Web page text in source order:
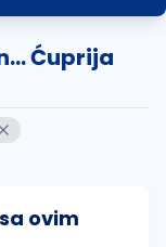
Ćuprija
ovim